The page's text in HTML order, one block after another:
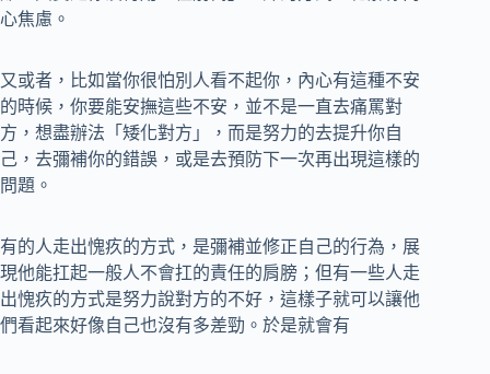
心焦慮。
又或者，比如當你很怕別人看不起你，內心有這種不安
的時候，你要能安撫這些不安，並不是一直去痛罵對
方，想盡辦法「矮化對方」，而是努力的去提升你自
己，去彌補你的錯誤，或是去預防下一次再出現這樣的
問題。
有的人走出愧疚的方式，是彌補並修正自己的行為，展
現他能扛起一般人不會扛的責任的肩膀；但有一些人走
出愧疚的方式是努力說對方的不好，這樣子就可以讓他
們看起來好像自己也沒有多差勁。於是就會有